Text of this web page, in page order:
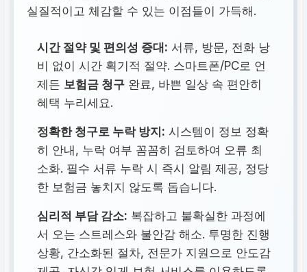
실질적이고 체감할 수 있는 이점들이 가득해.
시간 절약 및 편의성 증대: 서류, 방문, 전화 낭
비 없이 시간 획기적 절약. 스마트폰/PC로 언
제든 보험금 청구 완료, 바쁜 일상 속 편안히
혜택 누리세요.
정확한 청구로 누락 방지: 시스템이 정보 정확
히 안내, 누락 여부 꼼꼼히 검토하여 오류 최
소화. 필수 서류 누락 시 즉시 알림 제공, 정당
한 보험금 놓치지 않도록 돕습니다.
심리적 부담 감소: 복잡하고 불확실한 과정에
서 오는 스트레스와 불안감 해소. 투명한 진행
상황, 간소화된 절차, 전문가 지원으로 안도감